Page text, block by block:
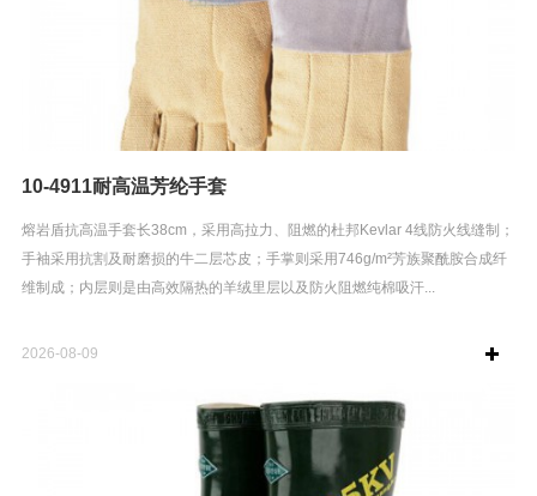
10-4911耐高温芳纶手套
熔岩盾抗高温手套长38cm，采用高拉力、阻燃的杜邦Kevlar 4线防火线缝制；
手袖采用抗割及耐磨损的牛二层芯皮；手掌则采用746g/m²芳族聚酰胺合成纤
维制成；内层则是由高效隔热的羊绒里层以及防火阻燃纯棉吸汗...
2026-08-09